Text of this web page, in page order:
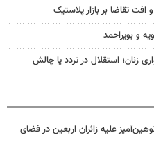
تقاضا بر بازار پلاستیک
و بویراحمد
زنان؛ استقلال در تردد یا چالش
علیه زائران اربعین در فضای